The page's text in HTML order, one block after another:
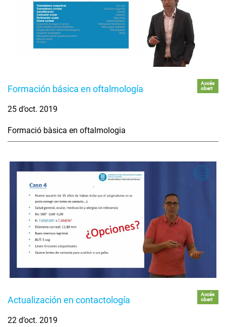
Formación básica en oftalmología
Accés
obert
25 d’oct. 2019
Formació bàsica en oftalmologia
Actualización en contactología
Accés
obert
22 d’oct. 2019